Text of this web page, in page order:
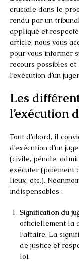
cruciale dans le
rendu par un
appliqué et
article, nous vous
pour vous informer
recours possibles
l’exécution d’un
Les
l’exécution
Tout d’abord, il
d’exécution d’un
(civile, pénale,
exécuter (paiement
lieux, etc.).
indispensables :
Signification du
officiellement la
l’affaire. La
de justice et
loi.